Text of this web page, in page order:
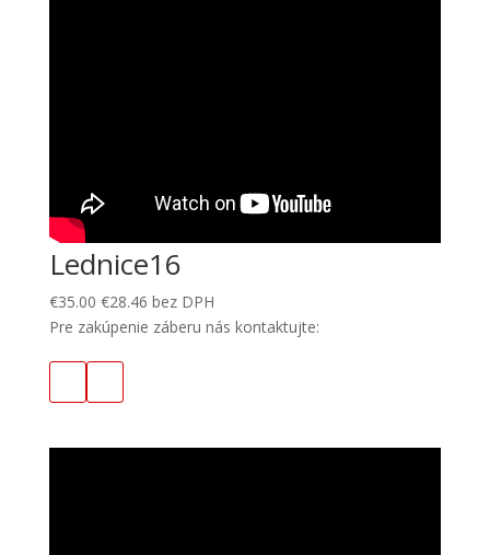
Lednice16
€35.00 €28.46 bez DPH
Pre zakúpenie záberu nás kontaktujte: